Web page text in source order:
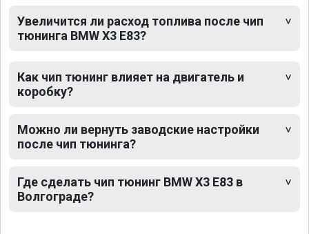
Увеличится ли расход топлива после чип
тюнинга BMW X3 E83?
Как чип тюнинг влияет на двигатель и
коробку?
Можно ли вернуть заводские настройки
после чип тюнинга?
Где сделать чип тюнинг BMW X3 E83 в
Волгограде?